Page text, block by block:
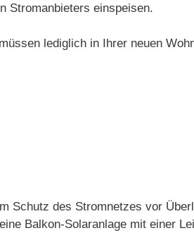
Stromanbieters einspeisen.
lediglich in Ihrer neuen
Schutz des Stromnetzes vor
Balkon-Solaranlage mit einer